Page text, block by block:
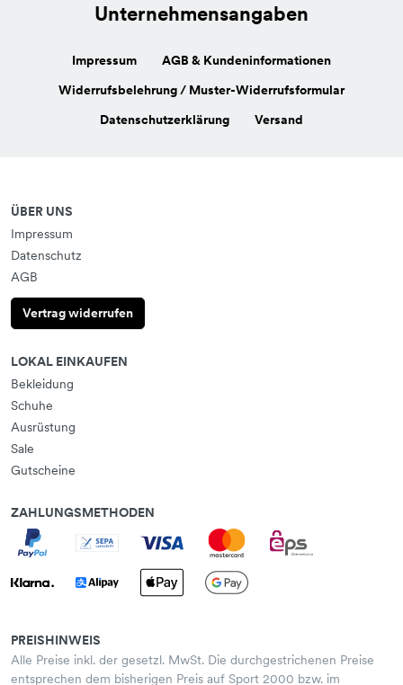
Unternehmensangaben
Impressum
AGB & Kundeninformationen
Widerrufsbelehrung / Muster-Widerrufsformular
Datenschutzerklärung
Versand
ÜBER UNS
Impressum
Datenschutz
AGB
Vertrag widerrufen
LOKAL EINKAUFEN
Bekleidung
Schuhe
Ausrüstung
Sale
Gutscheine
ZAHLUNGSMETHODEN
PREISHINWEIS
Alle Preise inkl. der gesetzl. MwSt. Die durchgestrichenen Preise
entsprechen dem bisherigen Preis auf Sport 2000 bzw. im